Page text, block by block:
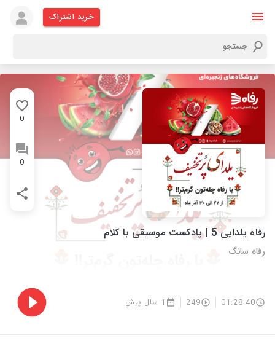
خرید اشتراک
0
0
رفاه یلدایی 5 | پادکست موسیقی با کلام
رفاه سانگ
01:28:40
249 1 سال پیش